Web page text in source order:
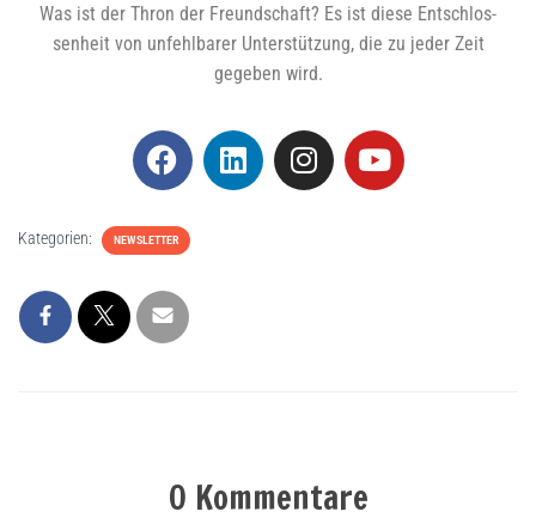
Was ist der Thron der Freund­schaft? Es ist die­se Ent­schlos­
sen­heit von unfehl­ba­rer Unter­stüt­zung, die zu jeder Zeit
gege­ben wird.
Kategorien: NEWSLETTER
0 Kommentare